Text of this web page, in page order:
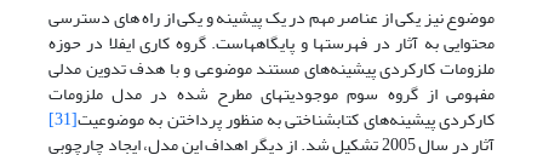
موضوع نیز یکی از عناصر مهم در یک پیشینه و یکی از راه های دسترسی
محتوایی به آثار در فهرستها و پایگاههاست. گروه کاری ایفلا در حوزه
ملزومات کارکردی پیشینه‌های مستند موضوعی و با هدف تدوین مدلی
مفهومی از گروه سوم موجودیتهای مطرح شده در مدل ملزومات
کارکردی پیشینه‌های کتابشناختی به منظور پرداختن به موضوعیت[31]
آثار در سال 2005 تشکیل شد. از دیگر اهداف این مدل، ایجاد چارچوبی